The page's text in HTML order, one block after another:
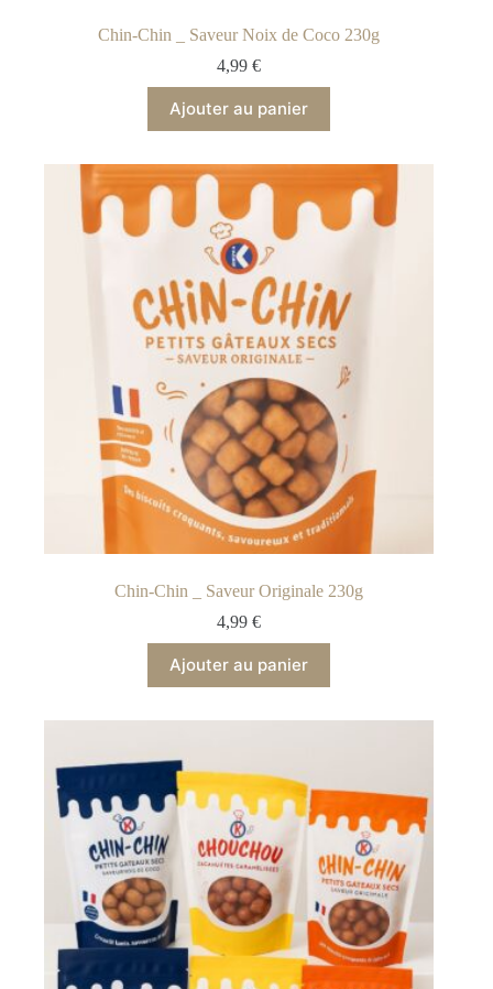
Chin-Chin _ Saveur Noix de Coco 230g
4,99€
Ajouter au panier
Chin-Chin _ Saveur Originale 230g
4,99€
Ajouter au panier